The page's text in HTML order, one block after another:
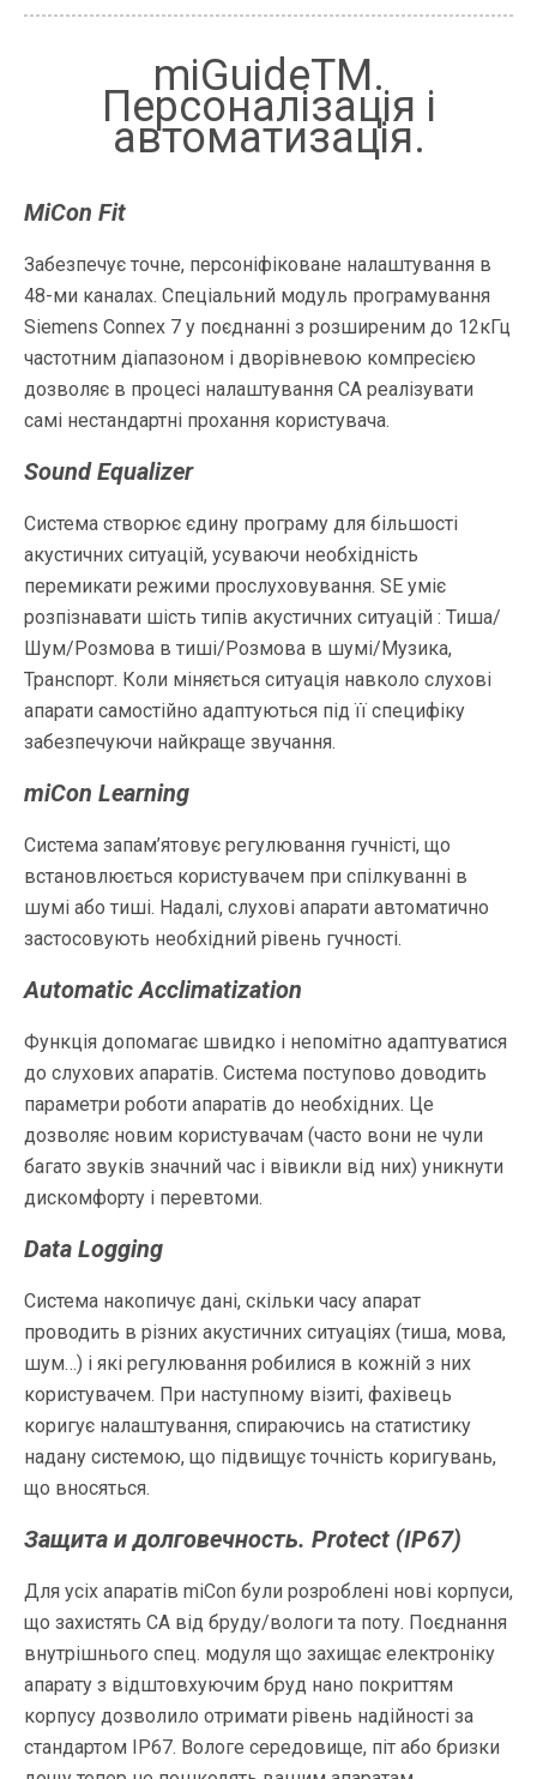
miGuideTM.
Персоналізація і
автоматизація.
MiCon Fit
Забезпечує точне, персоніфіковане налаштування в
48-ми каналах. Спеціальний модуль програмування
Siemens Connex 7 у поєднанні з розширеним до 12кГц
частотним діапазоном і дворівневою компресією
дозволяє в процесі налаштування СА реалізувати
самі нестандартні прохання користувача.
Sound Equalizer
Система створює єдину програму для більшості
акустичних ситуацій, усуваючи необхідність
перемикати режими прослуховування. SE уміє
розпізнавати шість типів акустичних ситуацій : Тиша/
Шум/Розмова в тиші/Розмова в шумі/Музика,
Транспорт. Коли міняється ситуація навколо слухові
апарати самостійно адаптуються під її специфіку
забезпечуючи найкраще звучання.
miCon Learning
Система запам’ятовує регулювання гучністі, що
встановлюється користувачем при спілкуванні в
шумі або тиші. Надалі, слухові апарати автоматично
застосовують необхідний рівень гучності.
Automatic Acclimatization
Функція допомагає швидко і непомітно адаптуватися
до слухових апаратів. Система поступово доводить
параметри роботи апаратів до необхідних. Це
дозволяє новим користувачам (часто вони не чули
багато звуків значний час і вівикли від них) уникнути
дискомфорту і перевтоми.
Data Logging
Система накопичує дані, скільки часу апарат
проводить в різних акустичних ситуаціях (тиша, мова,
шум…) і які регулювання робилися в кожній з них
користувачем. При наступному візиті, фахівець
коригує налаштування, спираючись на статистику
надану системою, що підвищує точність коригувань,
що вносяться.
Защита и долговечность. Protect (IP67)
Для усіх апаратів miCon були розроблені нові корпуси,
що захистять СА від бруду/вологи та поту. Поєднання
внутрішнього спец. модуля що захищає електроніку
апарату з відштовхуючим бруд нано покриттям
корпусу дозволило отримати рівень надійності за
стандартом IP67. Вологе середовище, піт або бризки